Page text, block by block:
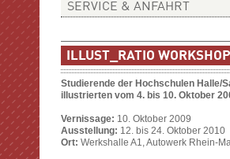
SERVICE & ANFAHRT
ILLUST_RATIO
Studierende der Hochschulen Halle/
illustrierten vom 4. bis 10. Oktober
Vernissage: 10. Oktober 2009
Ausstellung: 12. bis 24. Oktober 2010
Ort: Werkshalle A1, Autowerk Rhein-